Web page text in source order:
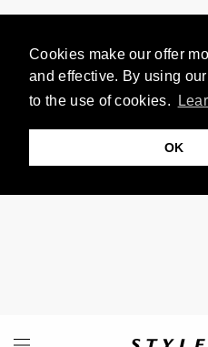
Cookies make our offer
and effective. By using
to the use of cookies.
OK